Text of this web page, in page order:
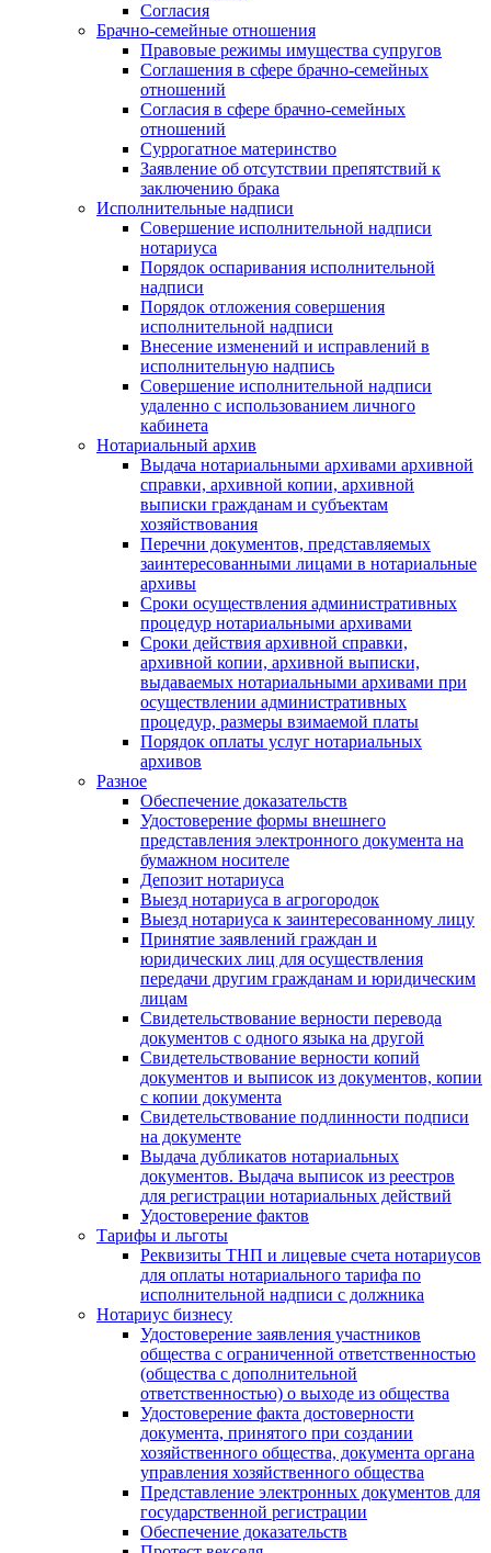
Согласия
Брачно-семейные отношения
Правовые режимы имущества супругов
Соглашения в сфере брачно-семейных
отношений
Согласия в сфере брачно-семейных
отношений
Суррогатное материнство
Заявление об отсутствии препятствий к
заключению брака
Исполнительные надписи
Совершение исполнительной надписи
нотариуса
Порядок оспаривания исполнительной
надписи
Порядок отложения совершения
исполнительной надписи
Внесение изменений и исправлений в
исполнительную надпись
Совершение исполнительной надписи
удаленно с использованием личного
кабинета
Нотариальный архив
Выдача нотариальными архивами архивной
справки, архивной копии, архивной
выписки гражданам и субъектам
хозяйствования
Перечни документов, представляемых
заинтересованными лицами в нотариальные
архивы
Сроки осуществления административных
процедур нотариальными архивами
Сроки действия архивной справки,
архивной копии, архивной выписки,
выдаваемых нотариальными архивами при
осуществлении административных
процедур, размеры взимаемой платы
Порядок оплаты услуг нотариальных
архивов
Разное
Обеспечение доказательств
Удостоверение формы внешнего
представления электронного документа на
бумажном носителе
Депозит нотариуса
Выезд нотариуса в агрогородок
Выезд нотариуса к заинтересованному лицу
Принятие заявлений граждан и
юридических лиц для осуществления
передачи другим гражданам и юридическим
лицам
Свидетельствование верности перевода
документов с одного языка на другой
Свидетельствование верности копий
документов и выписок из документов, копии
с копии документа
Свидетельствование подлинности подписи
на документе
Выдача дубликатов нотариальных
документов. Выдача выписок из реестров
для регистрации нотариальных действий
Удостоверение фактов
Тарифы и льготы
Реквизиты ТНП и лицевые счета нотариусов
для оплаты нотариального тарифа по
исполнительной надписи с должника
Нотариус бизнесу
Удостоверение заявления участников
общества с ограниченной ответственностью
(общества с дополнительной
ответственностью) о выходе из общества
Удостоверение факта достоверности
документа, принятого при создании
хозяйственного общества, документа органа
управления хозяйственного общества
Представление электронных документов для
государственной регистрации
Обеспечение доказательств